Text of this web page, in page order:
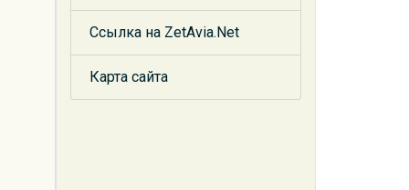
Ссылка на ZetAvia.Net
Карта сайта